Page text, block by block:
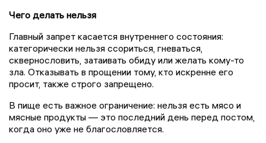
Чего делать нельзя
Главный запрет касается внутреннего состояния:
категорически нельзя ссориться, гневаться,
сквернословить, затаивать обиду или желать кому-то
зла. Отказывать в прощении тому, кто искренне его
просит, также строго запрещено.
В пище есть важное ограничение: нельзя есть мясо и
мясные продукты — это последний день перед постом,
когда оно уже не благословляется.